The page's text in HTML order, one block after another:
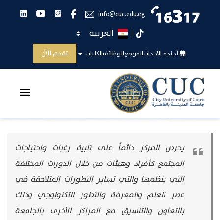
info@cuc.edu.eg فيس بوكانستجراميوتيوبلينكدان
تيك توكاختر اللغة
أجندة الأحداثالموقعالوظائفالكليات تقدم الآن
الرئيسية الخدمات
يحرص المركز دائماً على تلبية رغبات واحتياجات
المجتمع كأفراد وهيئات من خلال الدورات المختلفة
التي ينظمها والتي تساير التطورات المتلاحقة في
عصر العلم والمعرفة والتطور التكنولوجي وذلك
بالتعاون والتنسيق مع المراكز الأخرى بالجامعة